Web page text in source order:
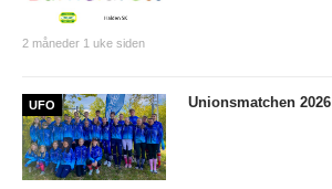
Grottaprisen
Kynningsrud og Aktivum stipend
2 måneder 1 uke siden
UFO Unionsmatchen 2026